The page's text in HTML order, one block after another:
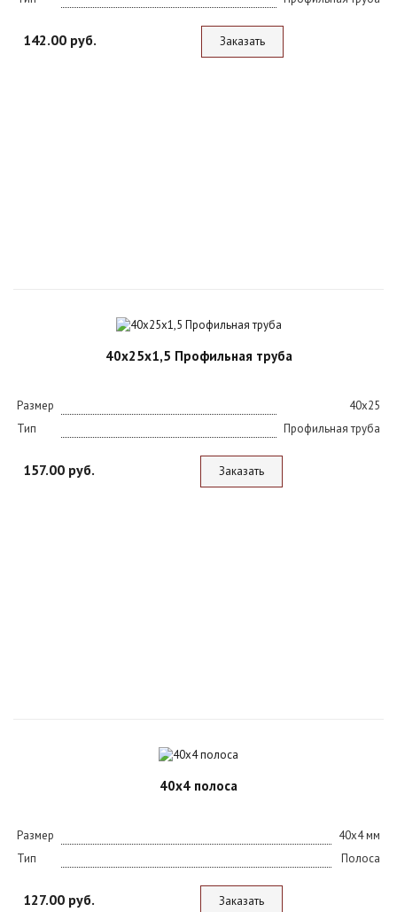
142.00 руб. Заказать
40х25х1,5 Профильная труба
Размер
40х25
Тип
Профильная труба
157.00 руб. Заказать
40х4 полоса
Размер
40х4 мм
Тип
Полоса
127.00 руб. Заказать